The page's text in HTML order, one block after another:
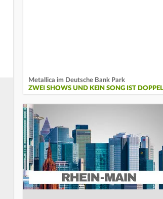
Metallica im Deutsche Bank Park
ZWEI SHOWS UND KEIN SONG IST